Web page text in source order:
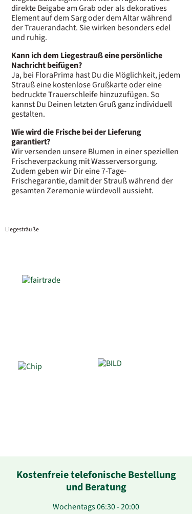
direkte Beigabe am Grab oder als dekoratives
Element auf dem Sarg oder dem Altar während
der Trauerandacht. Sie wirken besonders edel
und ruhig.
Kann ich dem Liegestrauß eine persönliche
Nachricht beifügen?
Ja, bei FloraPrima hast Du die Möglichkeit, jedem
Strauß eine kostenlose Grußkarte oder eine
bedruckte Trauerschleife hinzuzufügen. So
kannst Du Deinen letzten Gruß ganz individuell
gestalten.
Wie wird die Frische bei der Lieferung
garantiert?
Wir versenden unsere Blumen in einer speziellen
Frischeverpackung mit Wasserversorgung.
Zudem geben wir Dir eine 7-Tage-
Frischegarantie, damit der Strauß während der
gesamten Zeremonie würdevoll aussieht.
Liegesträuße
Kostenfreie telefonische Bestellung
und Beratung
Wochentags 06:30 - 20:00